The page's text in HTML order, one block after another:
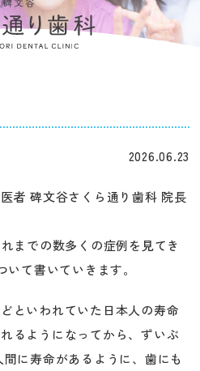
2026.06.23
者 碑文谷さくら通り歯科 院長
までの数多くの症例を見てき
て書いていきます。
といわれていた日本人の寿命
るようになってから、ずいぶ
に寿命があるように、歯にも